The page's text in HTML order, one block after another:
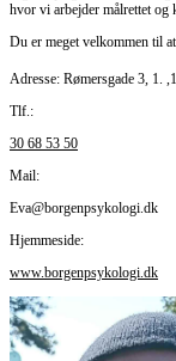
hvor vi arbejder målrettet
Du er meget velkommen til
Adresse: Rømersgade 3, 1.
Tlf.:
30 68 53 50
Mail:
Eva@borgenpsykologi.dk
Hjemmeside:
www.borgenpsykologi.dk